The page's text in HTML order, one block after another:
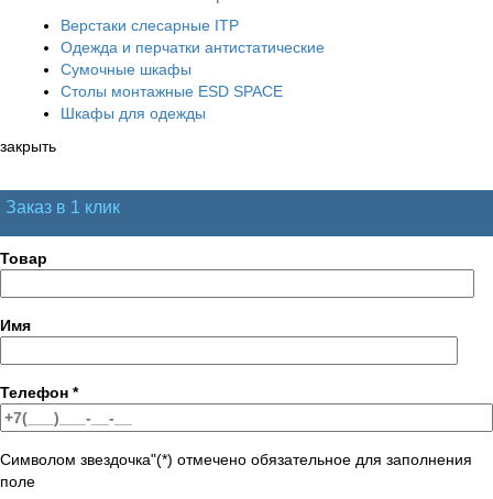
Верстаки слесарные ITP
Одежда и перчатки антистатические
Сумочные шкафы
Столы монтажные ESD SPACE
Шкафы для одежды
закрыть
Заказ в 1 клик
Товар
Имя
Телефон *
Символом звездочка"(*) отмечено обязательное для заполнения
поле